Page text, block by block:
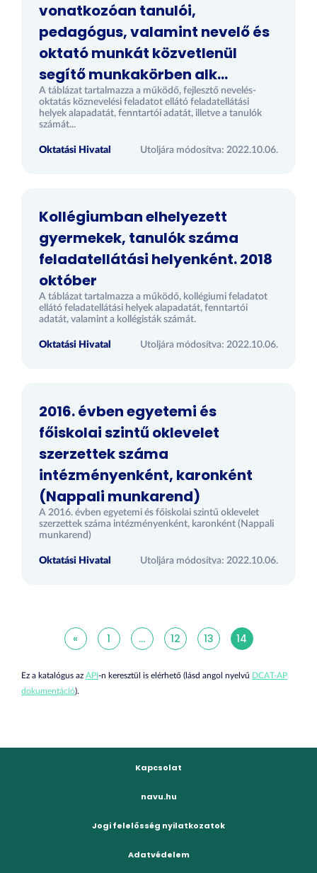
vonatkozóan tanulói,
pedagógus, valamint nevelő és
oktató munkát közvetlenül
segítő munkakörben alk...
A táblázat tartalmazza a működő, fejlesztő nevelés-
oktatás köznevelési feladatot ellátó feladatellátási
helyek alapadatát, fenntartói adatát, illetve a tanulók
számát...
Oktatási Hivatal Utoljára módosítva: 2022.10.06.
Kollégiumban elhelyezett
gyermekek, tanulók száma
feladatellátási helyenként. 2018
október
A táblázat tartalmazza a működő, kollégiumi feladatot
ellátó feladatellátási helyek alapadatát, fenntartói
adatát, valamint a kollégisták számát.
Oktatási Hivatal Utoljára módosítva: 2022.10.06.
2016. évben egyetemi és
főiskolai szintű oklevelet
szerzettek száma
intézményenként, karonként
(Nappali munkarend)
A 2016. évben egyetemi és főiskolai szintű oklevelet
szerzettek száma intézményenként, karonként (Nappali
munkarend)
Oktatási Hivatal Utoljára módosítva: 2022.10.06.
« 1 ... 12 13 14
Ez a katalógus az API-n keresztül is elérhető (lásd angol nyelvű DCAT-AP
dokumentáció).
Kapcsolat
navu.hu
Jogi felelősség nyilatkozatok
Adatvédelem